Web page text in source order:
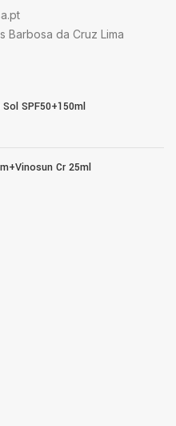
Barbosa da Cruz Lima
SPF50+150ml
Cr 25ml